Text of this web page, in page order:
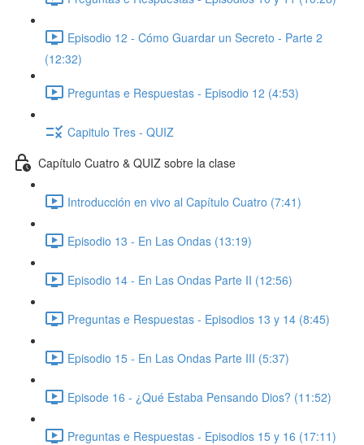
Episodio 12 - Cómo Guardar un Secreto - Parte 2
(12:32)
Preguntas e Respuestas - Episodio 12 (4:53)
Capitulo Tres - QUIZ
Capítulo Cuatro & QUIZ sobre la clase
Introducción en vivo al Capítulo Cuatro (7:41)
Episodio 13 - En Las Ondas (13:19)
Episodio 14 - En Las Ondas Parte II (12:56)
Preguntas e Respuestas - Episodios 13 y 14 (8:45)
Episodio 15 - En Las Ondas Parte III (5:37)
Episode 16 - ¿Qué Estaba Pensando Dios? (11:52)
Preguntas e Respuestas - Episodios 15 y 16 (17:11)